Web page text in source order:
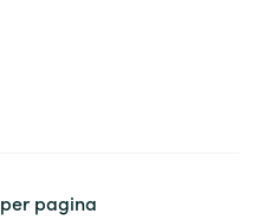
per pagina